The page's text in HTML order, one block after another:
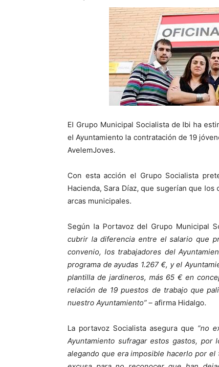
El Grupo Municipal Socialista de Ibi ha
el Ayuntamiento la contratación de 19
AvelemJoves.
Con esta acción el Grupo Socialista
Hacienda, Sara Díaz, que sugerían que
arcas municipales.
Según la Portavoz del Grupo Municipal
cubrir la diferencia entre el salario que
convenio, los trabajadores del
programa de ayudas 1.267 €, y el
plantilla de jardineros, más 65 € en
relación de 19 puestos de trabajo que
nuestro Ayuntamiento” – afirma Hidalgo.
La portavoz Socialista asegura que “no
Ayuntamiento sufragar estos gastos, por
alegando que era imposible hacerlo por